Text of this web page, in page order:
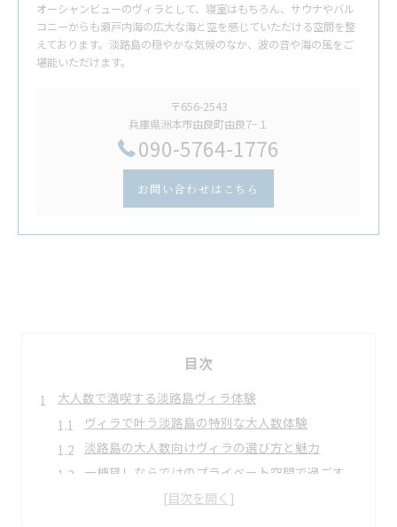
オーシャンビューのヴィラとして、寝室はもちろん、サウナやバル
コニーからも瀬戸内海の広大な海と空を感じていただける空間を整
えております。淡路島の穏やかな気候のなか、波の音や海の風をご
堪能いただけます。
〒656-2543
兵庫県洲本市由良町由良7−１
​090-5764-1776
お問い合わせはこちら
目次
大人数で満喫する淡路島ヴィラ体験
ヴィラで叶う淡路島の特別な大人数体験
淡路島の大人数向けヴィラの選び方と魅力
一棟貸しならではのプライベート空間で過ごす
大人数で楽しむコテージや格安ヴィラのポイント